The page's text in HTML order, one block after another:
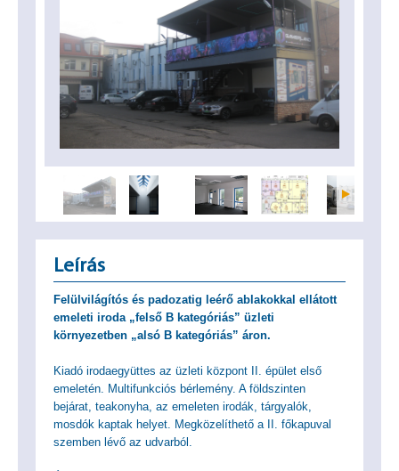
Leírás
Felülvilágítós és padozatig leérő ablakokkal ellátott
emeleti iroda „felső B kategóriás” üzleti
környezetben „alsó B kategóriás” áron.
Kiadó irodaegyüttes az üzleti központ II. épület első
emeletén. Multifunkciós bérlemény. A földszinten
bejárat, teakonyha, az emeleten irodák, tárgyalók,
mosdók kaptak helyet. Megközelíthető a II. főkapuval
szemben lévő az udvarból.